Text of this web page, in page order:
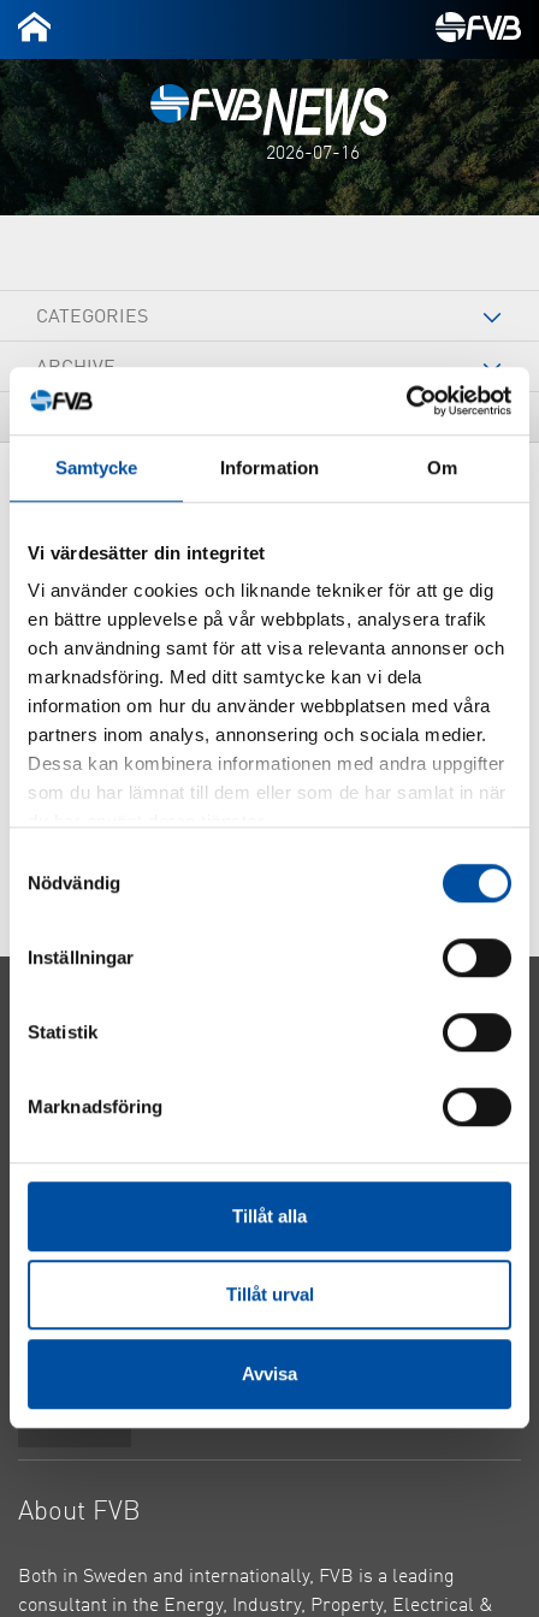
Samtycke Information Om
Vi värdesätter din integritet
Vi använder cookies och liknande tekniker för att ge dig
en bättre upplevelse på vår webbplats, analysera trafik
och användning samt för att visa relevanta annonser och
marknadsföring. Med ditt samtycke kan vi dela
information om hur du använder webbplatsen med våra
partners inom analys, annonsering och sociala medier.
Dessa kan kombinera informationen med andra uppgifter
som du har lämnat till dem eller som de har samlat in när
Nödvändig
Inställningar
Statistik
Marknadsföring
Tillåt alla
Tillåt urval
Avvisa
2026-07-16
CATEGORIES
ARCHIVE
Inga poster
Energy
Real Estate
Water & Sewage
Privacy Policy
About FVB
Both in Sweden and internationally, FVB is a leading
consultant in the Energy, Industry, Property, Electrical &